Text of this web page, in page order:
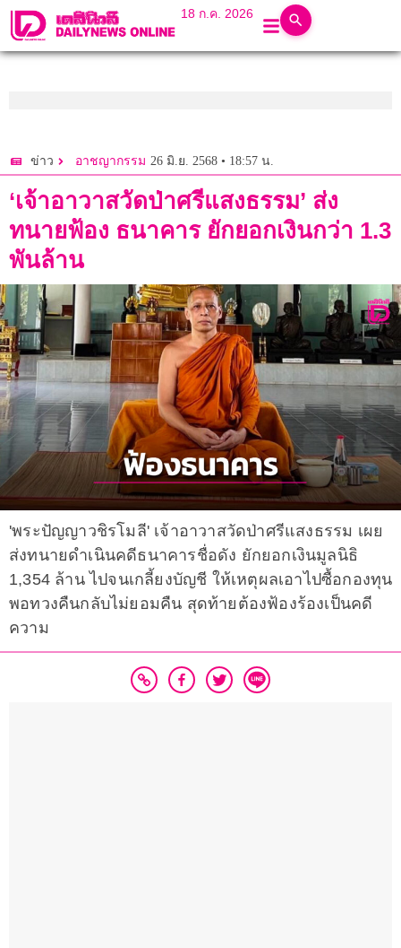
18 ก.ค. 2026
ข่าว อาชญากรรม 26 มิ.ย. 2568 • 18:57 น.
‘เจ้าอาวาสวัดป่าศรีแสงธรรม’ ส่ง
ทนายฟ้อง ธนาคาร ยักยอกเงินกว่า 1.3
พันล้าน
'พระปัญญาวชิรโมลี' เจ้าอาวาสวัดป่าศรีแสงธรรม เผย
ส่งทนายดำเนินคดีธนาคารชื่อดัง ยักยอกเงินมูลนิธิ
1,354 ล้าน ไปจนเกลี้ยงบัญชี ให้เหตุผลเอาไปซื้อกองทุน
พอทวงคืนกลับไม่ยอมคืน สุดท้ายต้องฟ้องร้องเป็นคดี
ความ